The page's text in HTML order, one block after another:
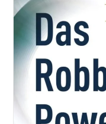
Dem
Alten
China.
Erlangen,
Behalten
Und
Gegner
Strategeme